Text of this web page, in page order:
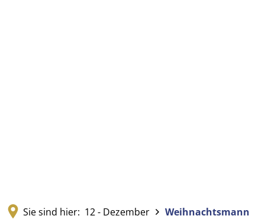
Sie sind hier: 12 - Dezember Weihnachtsmann